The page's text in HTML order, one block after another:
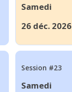
Samedi
26 déc. 2026
Session #23
Samedi